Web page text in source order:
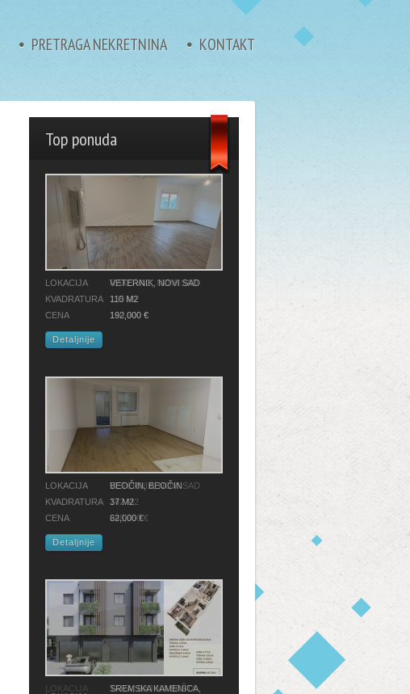
PRETRAGA NEKRETNINA KONTAKT
Top ponuda
LOKACIJA
VETERNIK, NOVI SAD
KVADRATURA
110 M2
CENA
192,000 €
Detaljnije
LOKACIJA
BEOČIN, BEOČIN
KVADRATURA
37 M2
CENA
62,000 €
Detaljnije
SREMSKA KAMENICA,